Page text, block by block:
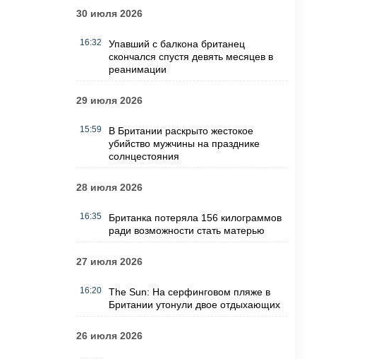
30 июля 2026
16:32
Упавший с балкона британец
скончался спустя девять месяцев в
реанимации
29 июля 2026
15:59
В Британии раскрыто жестокое
убийство мужчины на празднике
солнцестояния
28 июля 2026
16:35
Британка потеряла 156 килограммов
ради возможности стать матерью
27 июля 2026
16:20
The Sun: На серфинговом пляже в
Британии утонули двое отдыхающих
26 июля 2026